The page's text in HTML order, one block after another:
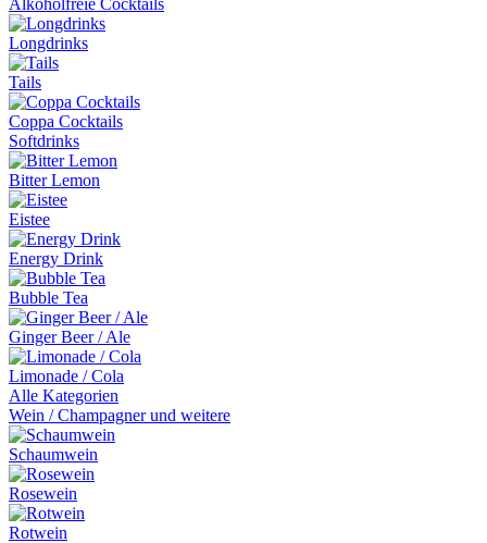
Alkoholfreie Cocktails
Longdrinks
Tails
Coppa Cocktails
Softdrinks
Bitter Lemon
Eistee
Energy Drink
Bubble Tea
Ginger Beer / Ale
Limonade / Cola
Alle Kategorien
Wein / Champagner und weitere
Schaumwein
Rosewein
Rotwein